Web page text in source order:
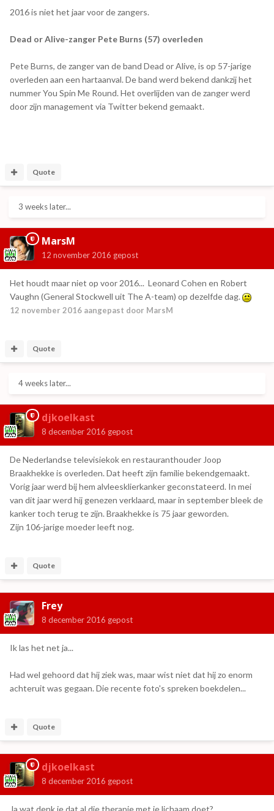
2016 is niet het jaar voor de zangers.
Dead or Alive-zanger Pete Burns (57) overleden
Pete Burns, de zanger van de band Dead or Alive, is op 57-jarige
overleden aan een hartaanval. De band werd bekend dankzij het
nummer You Spin Me Round. Het overlijden van de zanger werd
door zijn management via Twitter bekend gemaakt.
Quote
3 weeks later...
MarsM
12 november 2016 gepost
Het houdt maar niet op voor 2016... Leonard Cohen en Robert
Vaughn (General Stockwell uit The A-team) op dezelfde dag.
12 november 2016 aangepast door MarsM
Quote
4 weeks later...
djkoelkast
8 december 2016 gepost
De Nederlandse televisiekok en restauranthouder Joop
Braakhekke is overleden. Dat heeft zijn familie bekendgemaakt.
Vorig jaar werd bij hem alvleesklierkanker geconstateerd. In mei
van dit jaar werd hij genezen verklaard, maar in september bleek de
kanker toch terug te zijn. Braakhekke is 75 jaar geworden.
Zijn 106-jarige moeder leeft nog.
Quote
Frey
8 december 2016 gepost
Ik las het net ja...
Had wel gehoord dat hij ziek was, maar wist niet dat hij zo enorm
achteruit was gegaan. Die recente foto's spreken boekdelen...
Quote
djkoelkast
8 december 2016 gepost
Ja wat denk je dat al die therapie met je lichaam doet?